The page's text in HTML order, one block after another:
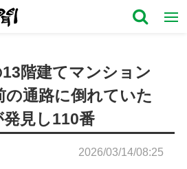
階建てマンション
の通路に倒れていた
見し110番
2026/03/14/08:25